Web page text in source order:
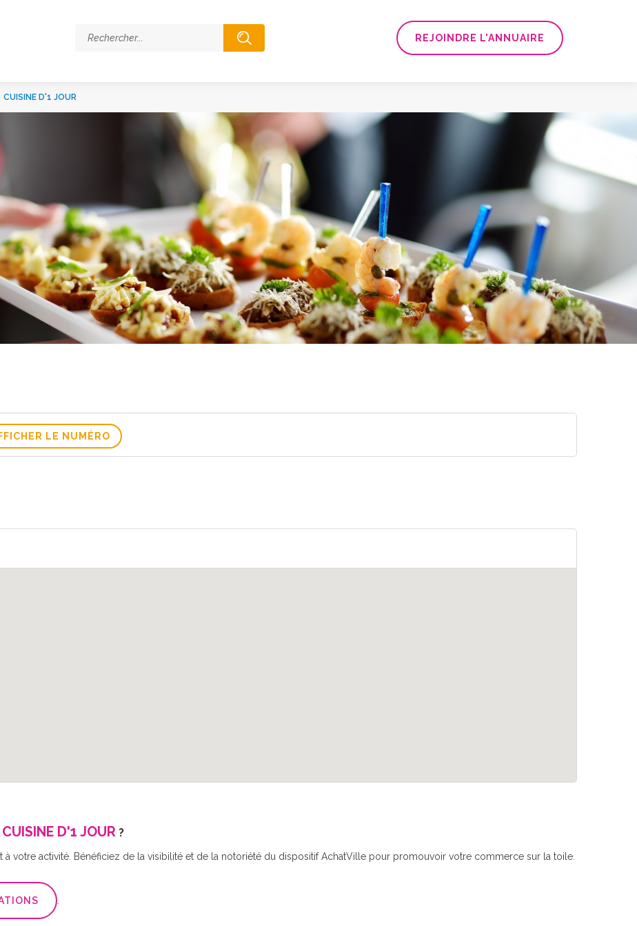
REJOINDRE L'ANNUAIRE
CUISINE D'1 JOUR
LE NUMÉRO
CUISINE D'1 JOUR ?
votre activité. Bénéficiez de la visibilité et de la notoriété du dispositif AchatVille pour promouvoir votre commerce sur la toile.